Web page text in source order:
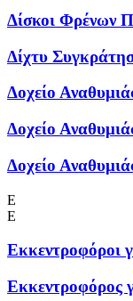
Δίσκοι Φρένων
Δίχτυ
Δοχείο
Δοχείο
Δοχείο
Ε
Ε
Εκκεντροφόροι
Εκκεντροφόρος